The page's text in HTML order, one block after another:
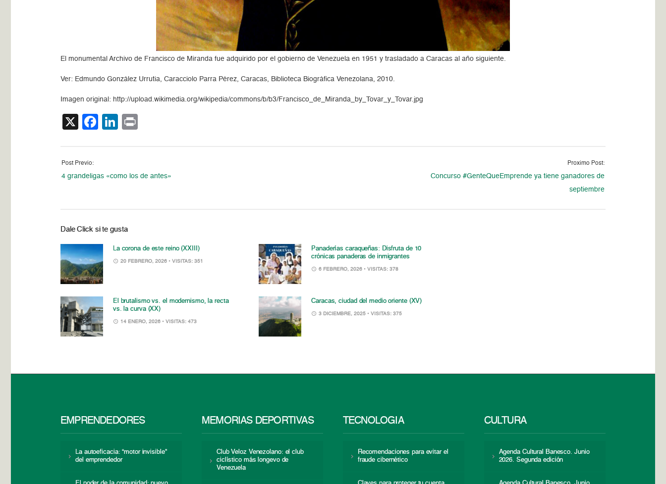
El monumental Archivo de Francisco de Miranda fue adquirido por el gobierno de Venezuela en 1951 y trasladado a Caracas al año siguiente.
Ver: Edmundo González Urrutia, Caracciolo Parra Pérez, Caracas, Biblioteca Biográfica Venezolana, 2010.
Imagen original: http://upload.wikimedia.org/wikipedia/commons/b/b3/Francisco_de_Miranda_by_Tovar_y_Tovar.jpg
X Facebook
LinkedIn
Post Previo:
4 grandeligas «como los de antes»
Proximo Post:
Concurso #GenteQueEmprende ya tiene ganadores de
septiembre
Dale Click si te gusta
La corona de este reino (XXIII)
20 FEBRERO, 2026 • VISITAS: 351
Panaderías caraqueñas: Disfruta de 10
crónicas panaderas de inmigrantes
6 FEBRERO, 2026 • VISITAS: 378
El brutalismo vs. el modernismo, la recta
vs. la curva (XX)
14 ENERO, 2026 • VISITAS: 473
Caracas, ciudad del medio oriente (XV)
3 DICIEMBRE, 2025 • VISITAS: 375
EMPRENDEDORES
La autoeficacia: “motor invisible”
del emprendedor
MEMORIAS DEPORTIVAS
Club Veloz Venezolano: el club
ciclístico más longevo de
Venezuela
TECNOLOGÍA
Recomendaciones para evitar el
fraude cibernético
CULTURA
Agenda Cultural Banesco. Junio
2026. Segunda edición